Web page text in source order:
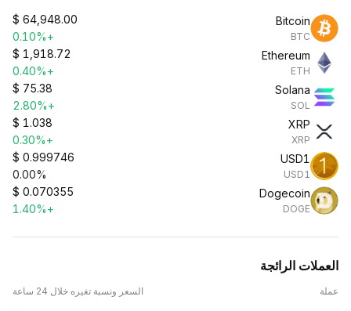
Bitcoin
BTC
$ 64,948.00
+0.10%
Ethereum
ETH
$ 1,918.72
+0.40%
Solana
SOL
$ 75.38
+2.80%
XRP
XRP
$ 1.038
+0.30%
USD1
USD1
$ 0.999746
0.00%
Dogecoin
DOGE
$ 0.070355
+1.40%
العملات الرائجة
عملة السعر ونسبة تغيره خلال 24 ساعة